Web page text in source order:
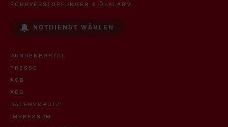
ROHRVERSTOPFUNGEN & ÖLALARM
NOTDIENST WÄHLEN
KUNDENPORTAL
PRESSE
AGB
AEB
DATENSCHUTZ
IMPRESSUM